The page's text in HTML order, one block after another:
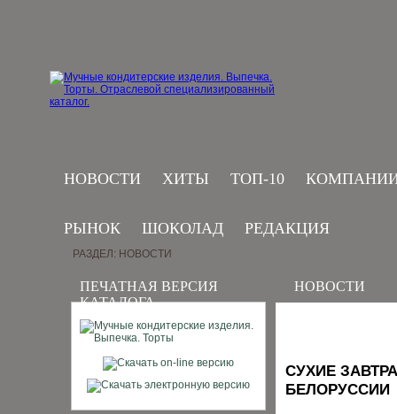
НОВОСТИ ХИТЫ ТОП-10
РЫНОК ШОКОЛАД РЕДАКЦИЯ
ПЕЧАТНАЯ ВЕРСИЯ
КАТАЛОГА
РАЗДЕЛ: НОВОСТИ
НОВОСТИ
СУХИЕ
БЕЛОРУССИИ